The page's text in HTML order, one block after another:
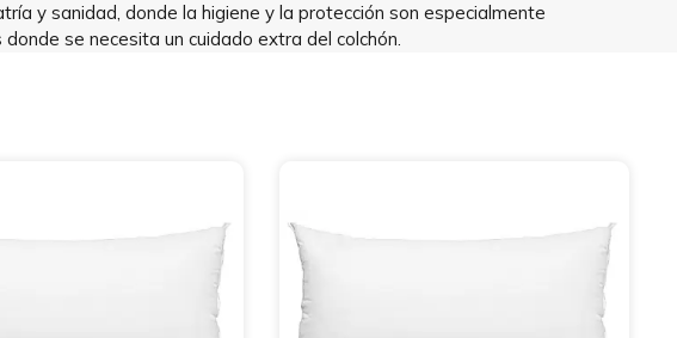
y sanidad, donde la higiene y la protección son especialmente
se necesita un cuidado extra del colchón.